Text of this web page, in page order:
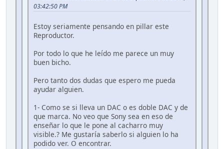
03:42:50 PM
Estoy seriamente pensando en pillar este
Reproductor.
Por todo lo que he leído me parece un muy
buen bicho.
Pero tanto dos dudas que espero me pueda
ayudar alguien.
1- Como se si lleva un DAC o es doble DAC y de
que marca. No veo que Sony sea en eso de
enseñar lo que le pone al cacharro muy
visible.? Me gustaría saberlo si alguien lo ha
podido ver. O encontrar.